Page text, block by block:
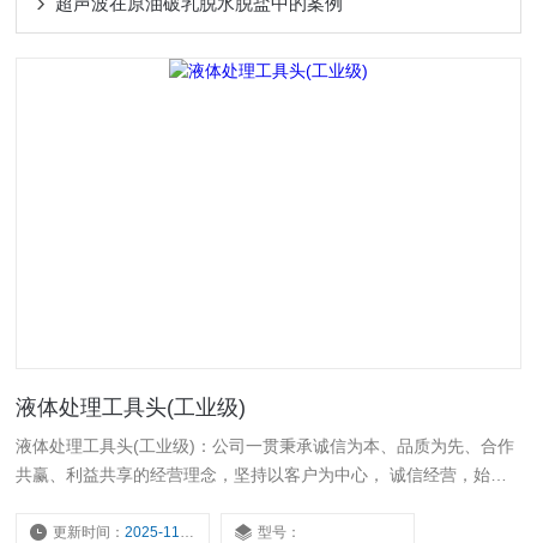
液体处理工具头(工业级)
液体处理工具头(工业级)：公司一贯秉承诚信为本、品质为先、合作
共赢、利益共享的经营理念，坚持以客户为中心， 诚信经营，始终
了*的质量管理体系，强化研发、生产的过程控制，确保出厂的产品
更新时间：2025-11-17 型号：